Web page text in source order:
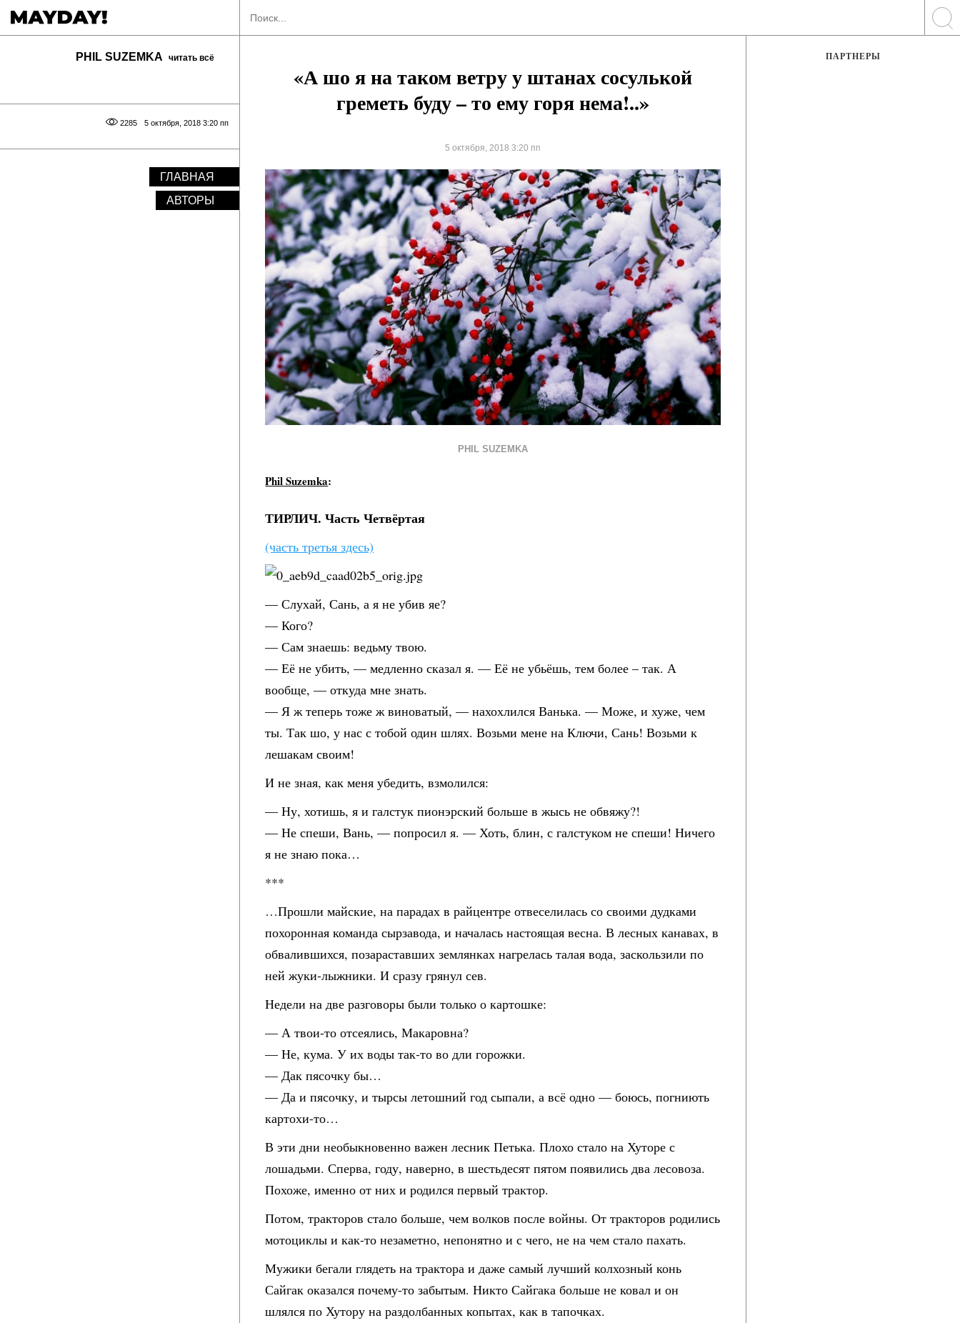
PHIL SUZEMKA читать всё
5 октября, 2018 3:20 пп
2285
ГЛАВНАЯ
АВТОРЫ
«А шо я на таком ветру у штанах сосулькой
греметь буду – то ему горя нема!..»
5 октября, 2018 3:20 пп
PHIL SUZEMKA
Phil Suzemka:
ТИРЛИЧ. Часть Четвёртая
(часть третья здесь)
— Слухай, Сань, а я не убив яе?
— Кого?
— Сам знаешь: ведьму твою.
— Её не убить, — медленно сказал я. — Её не убьёшь, тем более – так. А
вообще, — откуда мне знать.
— Я ж теперь тоже ж виноватый, — нахохлился Ванька. — Може, и хуже, чем
ты. Так шо, у нас с тобой один шлях. Возьми мене на Ключи, Сань! Возьми к
лешакам своим!
И не зная, как меня убедить, взмолился:
— Ну, хотишь, я и галстук пионэрский больше в жысь не обвяжу?!
— Не спеши, Вань, — попросил я. — Хоть, блин, с галстуком не спеши! Ничего
я не знаю пока…
***
…Прошли майские, на парадах в райцентре отвеселилась со своими дудками
похоронная команда сырзавода, и началась настоящая весна. В лесных канавах, в
обвалившихся, позараставших землянках нагрелась талая вода, заскользили по
ней жуки-лыжники. И сразу грянул сев.
Недели на две разговоры были только о картошке:
— А твои-то отсеялись, Макаровна?
— Не, кума. У их воды так-то во дли горожки.
— Дак пясочку бы…
— Да и пясочку, и тырсы летошний год сыпали, а всё одно — боюсь, погниють
картохи-то…
В эти дни необыкновенно важен лесник Петька. Плохо стало на Хуторе с
лошадьми. Сперва, году, наверно, в шестьдесят пятом появились два лесовоза.
Похоже, именно от них и родился первый трактор.
Потом, тракторов стало больше, чем волков после войны. От тракторов родились
мотоциклы и как-то незаметно, непонятно и с чего, не на чем стало пахать.
Мужики бегали глядеть на трактора и даже самый лучший колхозный конь
Сайгак оказался почему-то забытым. Никто Сайгака больше не ковал и он
шлялся по Хутору на раздолбанных копытах, как в тапочках.
ПАРТНЕРЫ